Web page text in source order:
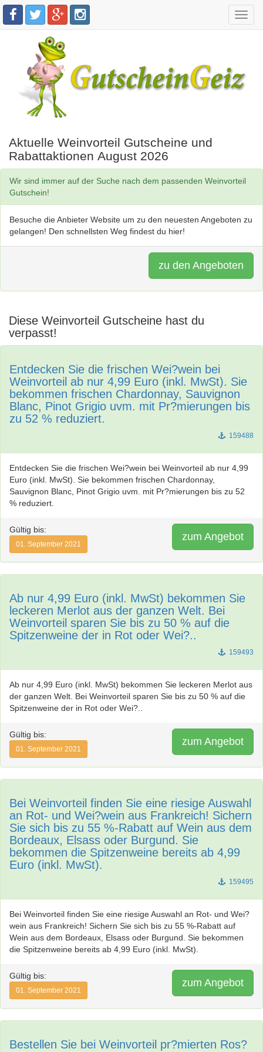
Aktuelle Weinvorteil Gutscheine und
Rabattaktionen August 2026
Wir sind immer auf der Suche nach dem passenden Weinvorteil
Gutschein!
Besuche die Anbieter Website um zu den neuesten Angeboten zu
gelangen! Den schnellsten Weg findest du hier!
zu den Angeboten
Diese Weinvorteil Gutscheine hast du
verpasst!
Entdecken Sie die frischen Wei?wein bei
Weinvorteil ab nur 4,99 Euro (inkl. MwSt). Sie
bekommen frischen Chardonnay, Sauvignon
Blanc, Pinot Grigio uvm. mit Pr?mierungen bis
zu 52 % reduziert.
159488
Entdecken Sie die frischen Wei?wein bei Weinvorteil ab nur 4,99
Euro (inkl. MwSt). Sie bekommen frischen Chardonnay,
Sauvignon Blanc, Pinot Grigio uvm. mit Pr?mierungen bis zu 52
% reduziert.
Gültig bis:
01. September 2021
zum Angebot
Ab nur 4,99 Euro (inkl. MwSt) bekommen Sie
leckeren Merlot aus der ganzen Welt. Bei
Weinvorteil sparen Sie bis zu 50 % auf die
Spitzenweine der in Rot oder Wei?..
159493
Ab nur 4,99 Euro (inkl. MwSt) bekommen Sie leckeren Merlot aus
der ganzen Welt. Bei Weinvorteil sparen Sie bis zu 50 % auf die
Spitzenweine der in Rot oder Wei?..
Gültig bis:
01. September 2021
zum Angebot
Bei Weinvorteil finden Sie eine riesige Auswahl
an Rot- und Wei?wein aus Frankreich! Sichern
Sie sich bis zu 55 %-Rabatt auf Wein aus dem
Bordeaux, Elsass oder Burgund. Sie
bekommen die Spitzenweine bereits ab 4,99
Euro (inkl. MwSt).
159495
Bei Weinvorteil finden Sie eine riesige Auswahl an Rot- und Wei?
wein aus Frankreich! Sichern Sie sich bis zu 55 %-Rabatt auf
Wein aus dem Bordeaux, Elsass oder Burgund. Sie bekommen
die Spitzenweine bereits ab 4,99 Euro (inkl. MwSt).
Gültig bis:
01. September 2021
zum Angebot
Bestellen Sie bei Weinvorteil pr?mierten Ros?